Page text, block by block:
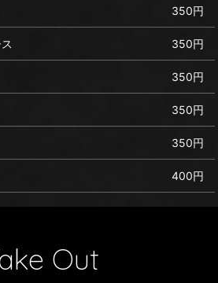
350円
350円
350円
350円
350円
400円
Out